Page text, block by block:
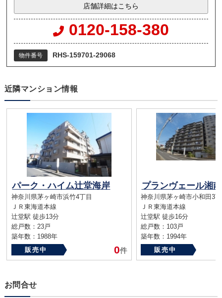
店舗詳細はこちら
0120-158-380
物件番号 RHS-159701-29068
近隣マンション情報
パーク・ハイム辻堂海岸
神奈川県茅ヶ崎市浜竹4丁目
ＪＲ東海道本線
辻堂駅 徒歩13分
総戸数：23戸
築年数：1988年
販売中
0件
プランヴェール湘
神奈川県茅ヶ崎市小和田3
ＪＲ東海道本線
辻堂駅 徒歩16分
総戸数：103戸
築年数：1994年
販売中
お問合せ